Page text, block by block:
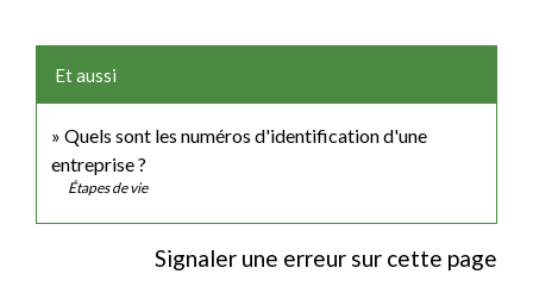
Et aussi
Quels sont les numéros d'identification d'une
entreprise ?
Étapes de vie
Signaler une erreur sur cette page